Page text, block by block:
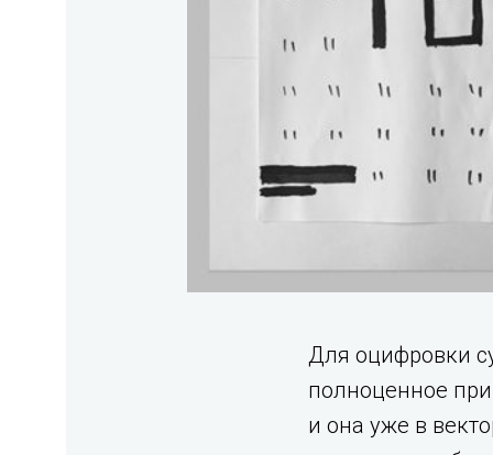
Для оцифровки
полноценное
и она уже в